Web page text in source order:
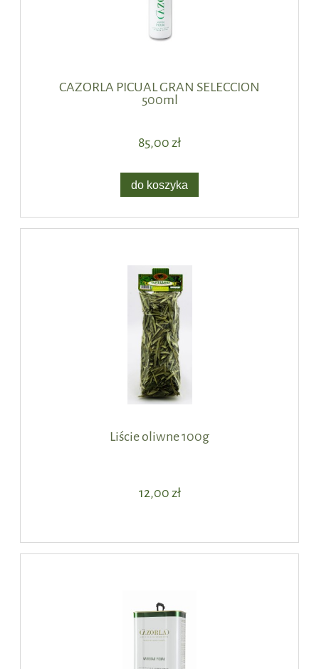
CAZORLA PICUAL GRAN SELECCION
500ml
85,00 zł
do koszyka
Liście oliwne 100g
12,00 zł